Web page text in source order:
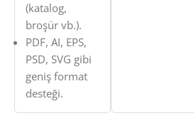
(katalog,
broşür vb.).
PDF, AI, EPS,
PSD, SVG gibi
geniş format
desteği.